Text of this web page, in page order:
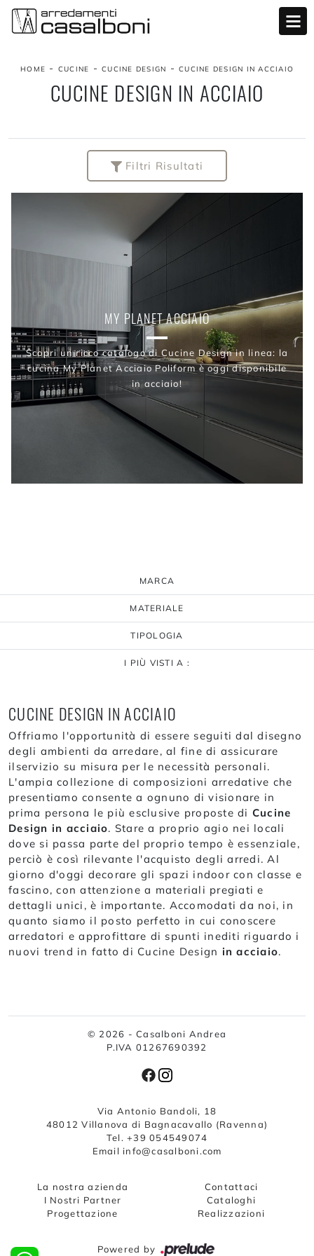
HOME - CUCINE - CUCINE DESIGN - CUCINE DESIGN IN ACCIAIO
CUCINE DESIGN IN ACCIAIO
Filtri Risultati
MARCA
MATERIALE
TIPOLOGIA
I PIÙ VISTI A :
MY PLANET ACCIAIO
Scopri un ricco catalogo di Cucine Design in linea: la
cucina My Planet Acciaio Poliform è oggi disponibile
in acciaio!
CUCINE DESIGN IN ACCIAIO
Offriamo l'opportunità di essere seguiti dal disegno
degli ambienti da arredare, al fine di assicurare
ilservizio su misura per le necessità personali.
L'ampia collezione di composizioni arredative che
presentiamo consente a ognuno di visionare in
prima persona le più esclusive proposte di Cucine
Design in acciaio. Stare a proprio agio nei locali
dove si passa parte del proprio tempo è essenziale,
perciò è così rilevante l'acquisto degli arredi. Al
giorno d'oggi decorare gli spazi indoor con classe e
fascino, con attenzione a materiali pregiati e
dettagli unici, è importante. Accomodati da noi, in
quanto siamo il posto perfetto in cui conoscere
arredatori e approfittare di spunti inediti riguardo i
nuovi trend in fatto di Cucine Design in acciaio.
© 2026 - Casalboni Andrea
P.IVA 01267690392
Via Antonio Bandoli, 18
48012 Villanova di Bagnacavallo (Ravenna)
Tel. +39 054549074
Email info@casalboni.com
La nostra azienda
I Nostri Partner
Progettazione
Contattaci
Cataloghi
Realizzazioni
Powered by